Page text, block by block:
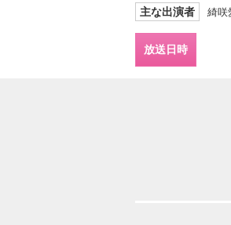
主な出演者 綺咲
放送日時